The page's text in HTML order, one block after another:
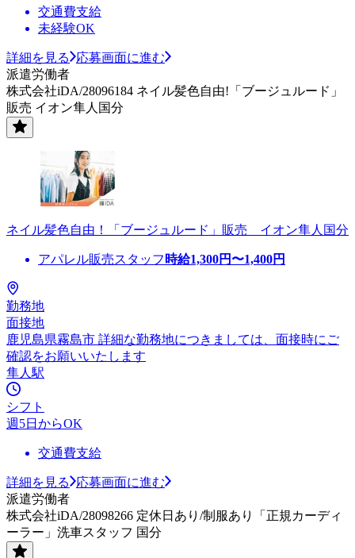
交通費支給
未経験OK
詳細を見る
応募画面に進む
派遣労働者
株式会社iDA/28096184 ネイル髪色自由!「ブージュルード」
販売 イオン隼人国分
ネイル髪色自由！「ブージュルード」販売 イオン隼人国分
アパレル販売スタッフ 時給1,300円〜1,400円
勤務地
面接地
鹿児島県霧島市 詳細な勤務地につきましては、面接時にご
確認をお願いいたします
隼人駅
シフト
週5日からOK
交通費支給
詳細を見る
応募画面に進む
派遣労働者
株式会社iDA/28098266 定休日あり/制服あり「正規カーディ
ーラー」洗車スタッフ 国分